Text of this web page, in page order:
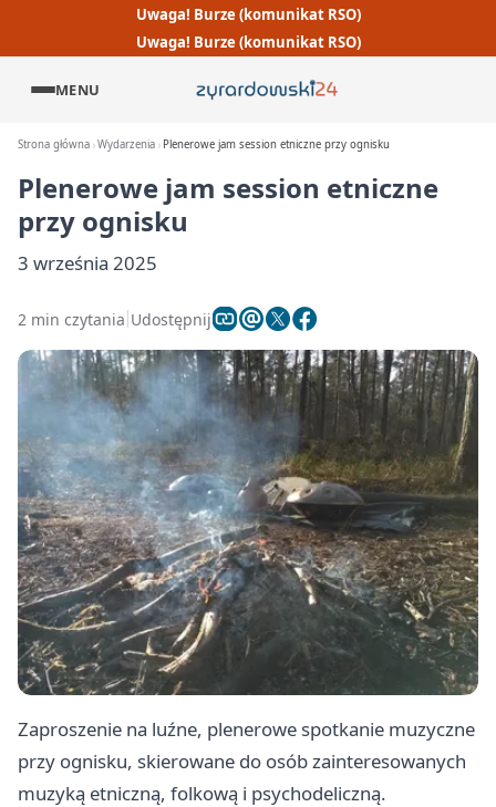
Uwaga! Burze (komunikat RSO)
Uwaga! Burze (komunikat RSO)
MENU
Strona główna Wydarzenia Plenerowe jam session etniczne przy ognisku
Plenerowe jam session etniczne
przy ognisku
3 września 2025
2 min czytania Udostępnij
Zaproszenie na luźne, plenerowe spotkanie muzyczne
przy ognisku, skierowane do osób zainteresowanych
muzyką etniczną, folkową i psychodeliczną.